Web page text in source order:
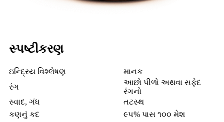
સ્પષ્ટીકરણ
ઇન્દ્રિય વિશ્લેષણ
માનક
રંગ
આછો પીળો અથવા સફેદ
રંગનો
સ્વાદ, ગંધ
તટસ્થ
કણનું કદ
૯૫% પાસ ૧૦૦ મેશ